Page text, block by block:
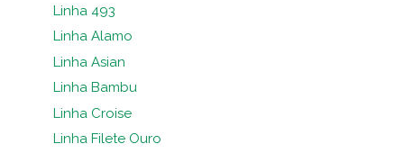
Linha 493
Linha Alamo
Linha Asian
Linha Bambu
Linha Croise
Linha Filete Ouro